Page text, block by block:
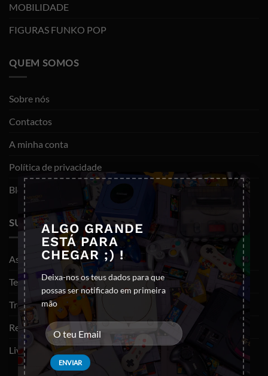
ALGO GRANDE
ESTÁ PARA
CHEGAR ;) !
Deixa-nos os teus dados para que
possas ser notificado em primeira
mão
×
MOBILIDADE
FIGURAS FUNKO POP
QUEM SOMOS
Sobre nós
Contactos
A minha conta
Política de privacidade
Blog
SUPORTE
As minhas encomendas
Termos e Condições
Trocas e devoluções
Resolução de litígios
Livro de reclamações